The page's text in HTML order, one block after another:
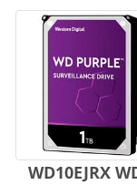
WD10EJRX